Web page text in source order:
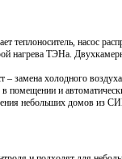
теплоноситель, насос
нагрева ТЭНа.
замена холодного
помещении и
небольших домов из